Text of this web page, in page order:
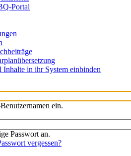
Portal
in ihr System einbinden
ein.
Passwort an.
vergessen?